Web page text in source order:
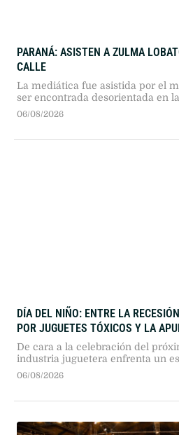
PARANÁ: ASISTEN A ZULMA
CALLE
La mediática fue asistida por el
ser encontrada desorientada en
desalojada de su vivienda en
06/08/2026
DÍA DEL NIÑO: ENTRE LA
POR JUGUETES TÓXICOS Y LA
De cara a la celebración del
industria juguetera enfrenta un
el menor consumo y la caída
06/08/2026